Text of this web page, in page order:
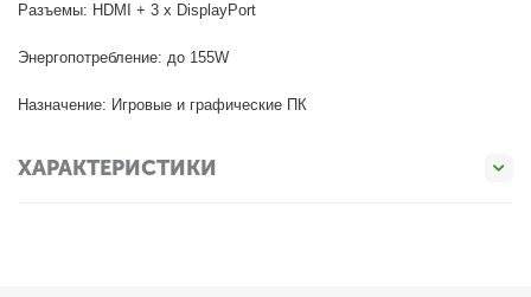
Разъемы: HDMI + 3 x DisplayPort
Энергопотребление: до 155W
Назначение: Игровые и графические ПК
ХАРАКТЕРИСТИКИ